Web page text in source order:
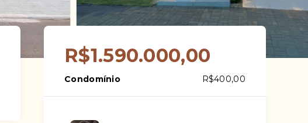
R$1.590.000,00
Condomínio R$400,00